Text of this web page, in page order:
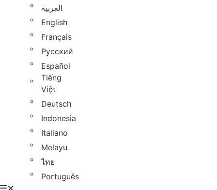
العربية
English
Français
Русский
Español
Tiếng
Việt
Deutsch
Indonesia
Italiano
Melayu
ไทย
Português